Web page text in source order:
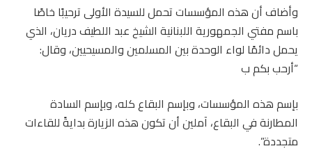
وأضاف أن هذه المؤسسات تحمل للسيدة الأولى ترحيبًا خاصًا
باسم مفتي الجمهورية اللبنانية الشيخ عبد اللطيف دريان، الذي
يحمل دائمًا لواء الوحدة بين المسلمين والمسيحيين، وقال:
“أرحب بكم ب
بإسم هذه المؤسسات، وبإسم البقاع كله، وبإسم السادة
المطارنة في البقاع، آملين أن تكون هذه الزيارة بدايةً للقاءات
متجددة”.